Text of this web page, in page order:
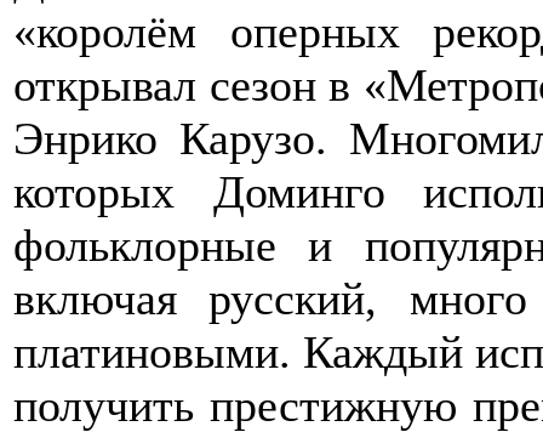
«королём оперных
открывал сезон в
Энрико Карузо.
которых Доминго
фольклорные и
включая русский,
платиновыми. Каждый
получить престижную